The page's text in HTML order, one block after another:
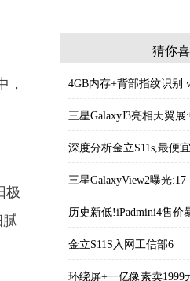
，
极
腻
猜你
4GB内存+背部指纹识别
三星GalaxyJ3亮相天翼
深度分析金立S11s,最便
三星GalaxyView2曝光:17
历史新低!iPadmini4售价
金立S11S入网工信部6
环绕屏+一亿像素卖